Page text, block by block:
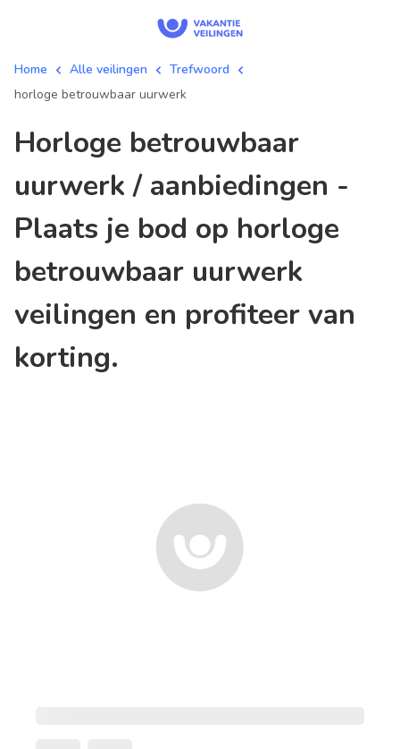
Home Alle veilingen
Trefwoord
horloge betrouwbaar uurwerk
horloge betrouwbaar
uurwerk / aanbiedingen -
Plaats je bod op horloge
betrouwbaar uurwerk
veilingen en profiteer van
korting.